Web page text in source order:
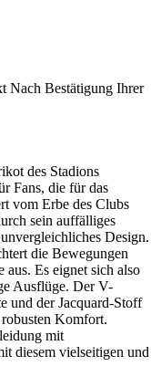
Nach Bestätigung Ihrer
des Stadions
Fans, die für das
vom Erbe des Clubs
sein auffälliges
Design.
die Bewegungen
aus. Es eignet sich also
Ausflüge. Der V-
und der Jacquard-Stoff
Komfort.
mit
diesem vielseitigen und